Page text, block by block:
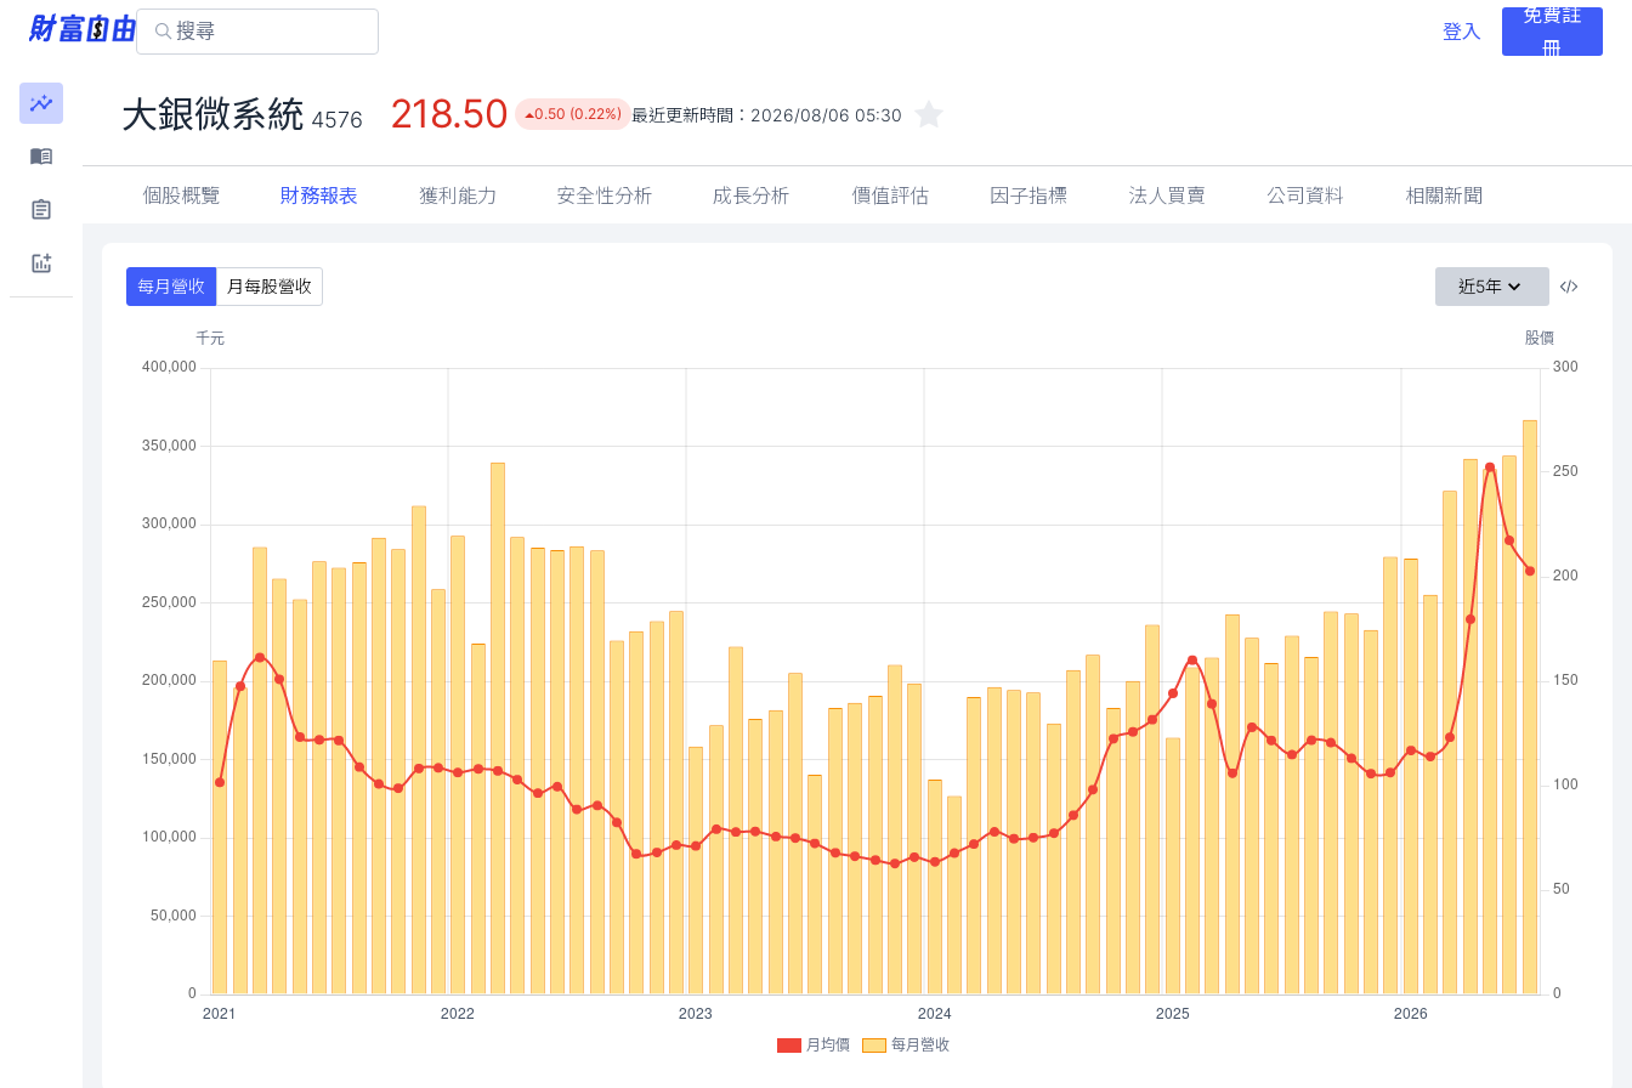
登入
免費註
冊
大銀微系統 4576 218.50 0.50 (0.22%) 最近更新時間： 2026/08/06 05:30
個股概覽 財務報表 獲利能力 安全性分析 成長分析 價值評估 因子指標 法人買賣 公司資料 相關新聞
每月營收 月每股營收 近5年
月均價 每月營收